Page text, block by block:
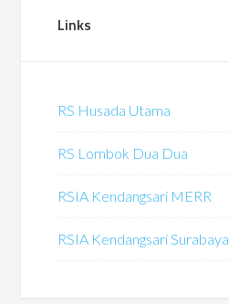
Links
RS Husada Utama
RS Lombok Dua Dua
RSIA Kendangsari MERR
RSIA Kendangsari Surabaya